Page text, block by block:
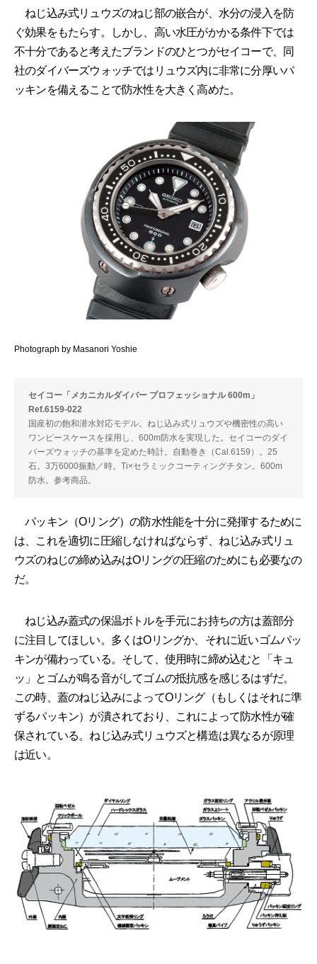
ねじ込み式リュウズのねじ部の嵌合が、水分の浸入を防
ぐ効果をもたらす。しかし、高い水圧がかかる条件下では
不十分であると考えたブランドのひとつがセイコーで、同
社のダイバーズウォッチではリュウズ内に非常に分厚いパ
ッキンを備えることで防水性を大きく高めた。
Photograph by Masanori Yoshie
セイコー「メカニカルダイバー プロフェッショナル 600m」
Ref.6159-022
国産初の飽和潜水対応モデル。ねじ込み式リュウズや機密性の高い
ワンピースケースを採用し、600m防水を実現した。セイコーのダイ
バーズウォッチの基準を定めた時計。自動巻き（Cal.6159）。25
石。3万6000振動／時。Ti×セラミックコーティングチタン。600m
防水。参考商品。
パッキン（Oリング）の防水性能を十分に発揮するために
は、これを適切に圧縮しなければならず、ねじ込み式リュ
ウズのねじの締め込みはOリングの圧縮のためにも必要なの
だ。
ねじ込み蓋式の保温ボトルを手元にお持ちの方は蓋部分
に注目してほしい。多くはOリングか、それに近いゴムパッ
キンが備わっている。そして、使用時に締め込むと「キュ
ッ」とゴムが鳴る音がしてゴムの抵抗感を感じるはずだ。
この時、蓋のねじ込みによってOリング（もしくはそれに準
ずるパッキン）が潰されており、これによって防水性が確
保されている。ねじ込み式リュウズと構造は異なるが原理
は近い。